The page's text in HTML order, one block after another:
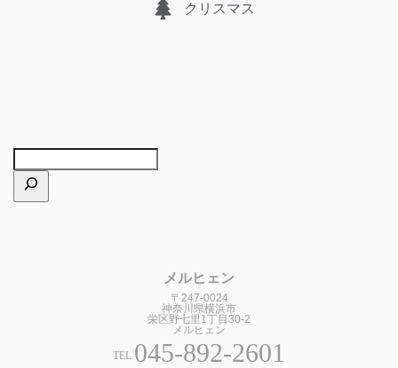
クリスマス
メルヒェン
〒247-0024
神奈川県横浜市
栄区野七里1丁目30-2
メルヒェン
TEL.045-892-2601